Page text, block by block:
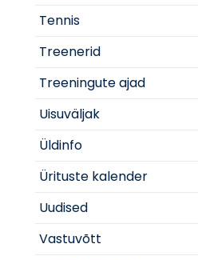
Tennis
Treenerid
Treeningute ajad
Uisuväljak
Üldinfo
Ürituste kalender
Uudised
Vastuvõtt